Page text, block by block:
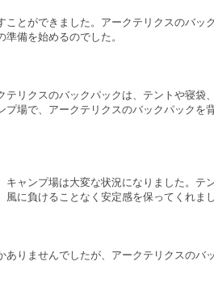
とができました。アークテリクスのバ
備を始めるのでした。
リクスのバックパックは、テントや寝
場で、アークテリクスのバックパック
ャンプ場は大変な状況になりました。
に負けることなく安定感を保ってくれまし
りませんでしたが、アークテリクスのバ